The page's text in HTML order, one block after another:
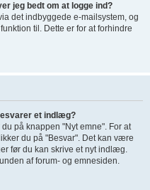
jeg bedt om at logge ind?
det indbyggede e-mailsystem, og
til. Dette er for at forhindre
et indlæg?
på knappen "Nyt emne". For at
du på "Besvar". Det kan være
før du kan skrive et nyt indlæg.
af forum- og emnesiden.